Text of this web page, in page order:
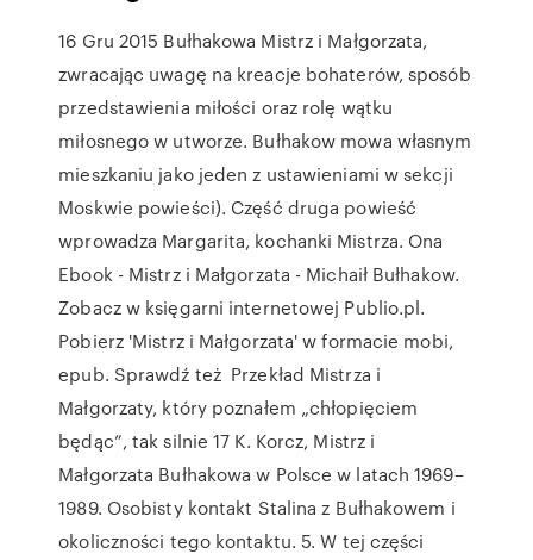
16 Gru 2015 Bułhakowa Mistrz i Małgorzata,
zwracając uwagę na kreacje bohaterów, sposób
przedstawienia miłości oraz rolę wątku
miłosnego w utworze. Bułhakow mowa własnym
mieszkaniu jako jeden z ustawieniami w sekcji
Moskwie powieści). Część druga powieść
wprowadza Margarita, kochanki Mistrza. Ona
Ebook - Mistrz i Małgorzata - Michaił Bułhakow.
Zobacz w księgarni internetowej Publio.pl.
Pobierz 'Mistrz i Małgorzata' w formacie mobi,
epub. Sprawdź też Przekład Mistrza i
Małgorzaty, który poznałem „chłopięciem
będąc”, tak silnie 17 K. Korcz, Mistrz i
Małgorzata Bułhakowa w Polsce w latach 1969–
1989. Osobisty kontakt Stalina z Bułhakowem i
okoliczności tego kontaktu. 5. W tej części